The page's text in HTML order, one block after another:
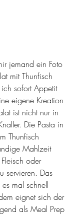
jemand ein Foto
mit Thunfisch
sofort Appetit
eigene Kreation
ist nicht nur in
Die Pasta in
Thunfisch
Mahlzeit
oder
servieren. Das
mal schnell
eignet sich der
als Meal Prep